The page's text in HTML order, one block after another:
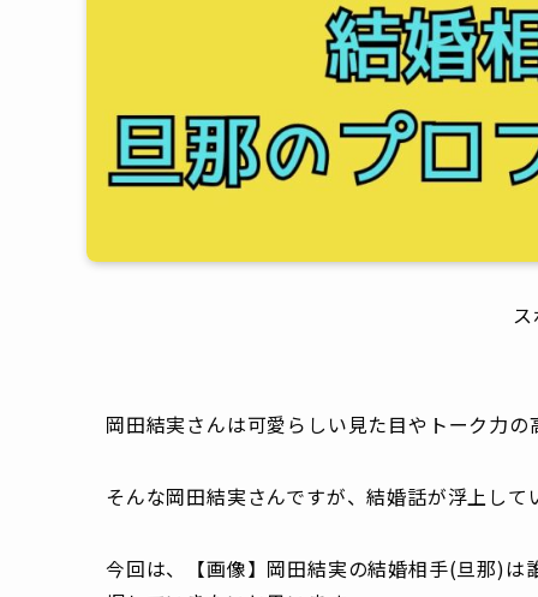
岡田結実さんは可愛らしい見た目やトーク力の
そんな岡田結実さんですが、結婚話が浮上して
今回は、【画像】岡田結実の結婚相手(旦那)